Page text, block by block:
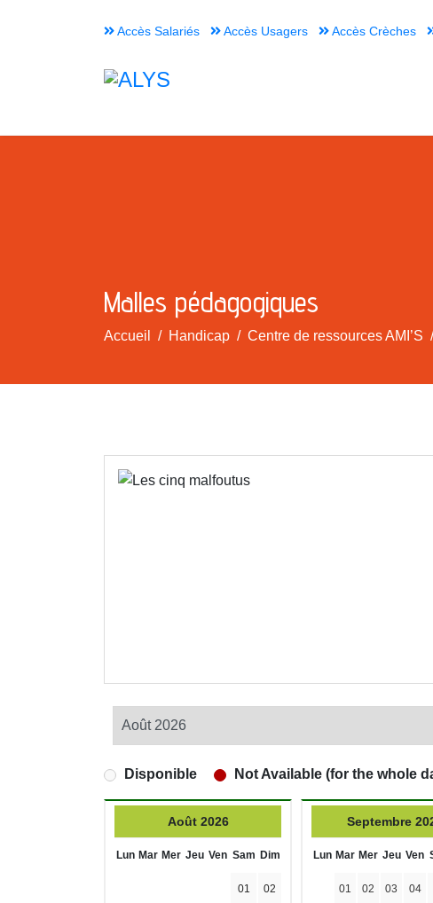
Accès Salariés Accès Usagers Accès Crèches
Malles pédagogiques
Accueil Handicap Centre de ressources AMI’S
Disponible Not Available (for the whole
Août 2026
Lun Mar Mer Jeu Ven Sam Dim
01 02
Septembre
Lun Mar Mer Jeu Ven
01 02 03 04